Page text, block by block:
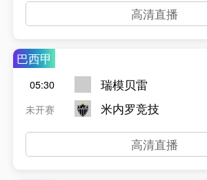
高清直播
巴西甲
05:30
未开赛
瑞模贝雷
米内罗竞技
高清直播